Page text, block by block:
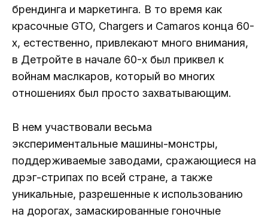
брендинга и маркетинга. В то время как
красочные GTO, Chargers и Camaros конца 60-
х, естественно, привлекают много внимания,
в Детройте в начале 60-х был приквел к
войнам маслкаров, который во многих
отношениях был просто захватывающим.
В нем участвовали весьма
экспериментальные машины-монстры,
поддерживаемые заводами, сражающиеся на
дрэг-стрипах по всей стране, а также
уникальные, разрешенные к использованию
на дорогах, замаскированные гоночные